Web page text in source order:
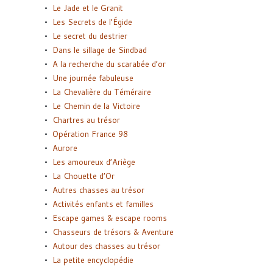
Le Jade et le Granit
Les Secrets de l’Égide
Le secret du destrier
Dans le sillage de Sindbad
A la recherche du scarabée d’or
Une journée fabuleuse
La Chevalière du Téméraire
Le Chemin de la Victoire
Chartres au trésor
Opération France 98
Aurore
Les amoureux d’Ariège
La Chouette d’Or
Autres chasses au trésor
Activités enfants et familles
Escape games & escape rooms
Chasseurs de trésors & Aventure
Autour des chasses au trésor
La petite encyclopédie